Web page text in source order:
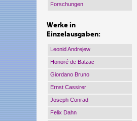
Forschungen
Werke in
Einzelausgaben:
Leonid Andrejew
Honoré de Balzac
Giordano Bruno
Ernst Cassirer
Joseph Conrad
Felix Dahn